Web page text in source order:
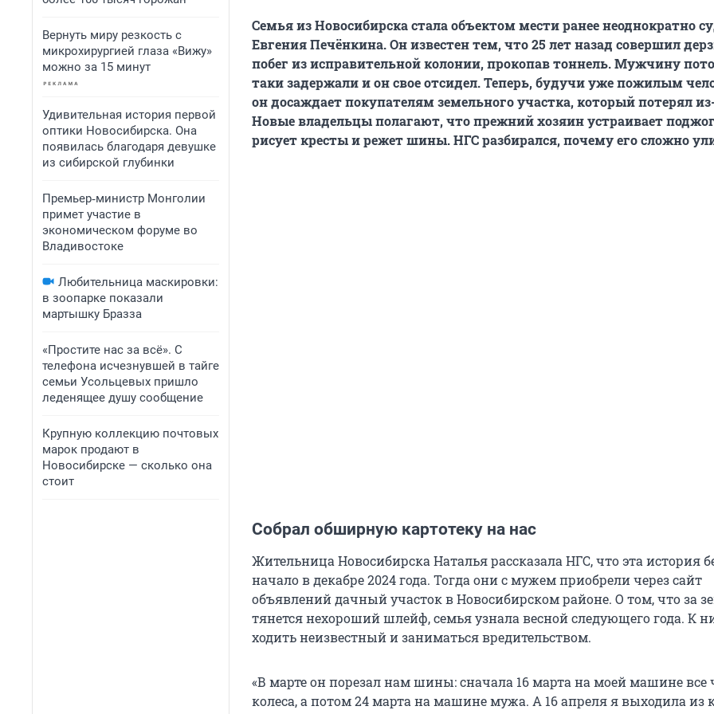
Вернуть миру резкость с
микрохирургией глаза «Вижу»
можно за 15 минут
Удивительная история первой
оптики Новосибирска. Она
появилась благодаря девушке
из сибирской глубинки
Премьер‑министр Монголии
примет участие в
экономическом форуме во
Владивостоке
Любительница маскировки:
в зоопарке показали
мартышку Бразза
«Простите нас за всё». С
телефона исчезнувшей в тайге
семьи Усольцевых пришло
леденящее душу сообщение
Крупную коллекцию почтовых
марок продают в
Новосибирске — сколько она
стоит
Семья из Новосибирска стала объектом мести ранее неоднократно
Евгения Печёнкина. Он известен тем, что 25 лет назад совершил
побег из исправительной колонии, прокопав тоннель. Мужчину
таки задержали и он свое отсидел. Теперь, будучи уже пожилым
он досаждает покупателям земельного участка, который потерял
Новые владельцы полагают, что прежний хозяин устраивает
рисует кресты и режет шины. НГС разбирался, почему его сложно
Собрал обширную картотеку на нас
Жительница Новосибирска Наталья рассказала НГС, что эта история
начало в декабре 2024 года. Тогда они с мужем приобрели через сайт
объявлений дачный участок в Новосибирском районе. О том, что за
тянется нехороший шлейф, семья узнала весной следующего года. К
ходить неизвестный и заниматься вредительством.
«В марте он порезал нам шины: сначала 16 марта на моей машине все
колеса, а потом 24 марта на машине мужа. А 16 апреля я выходила из